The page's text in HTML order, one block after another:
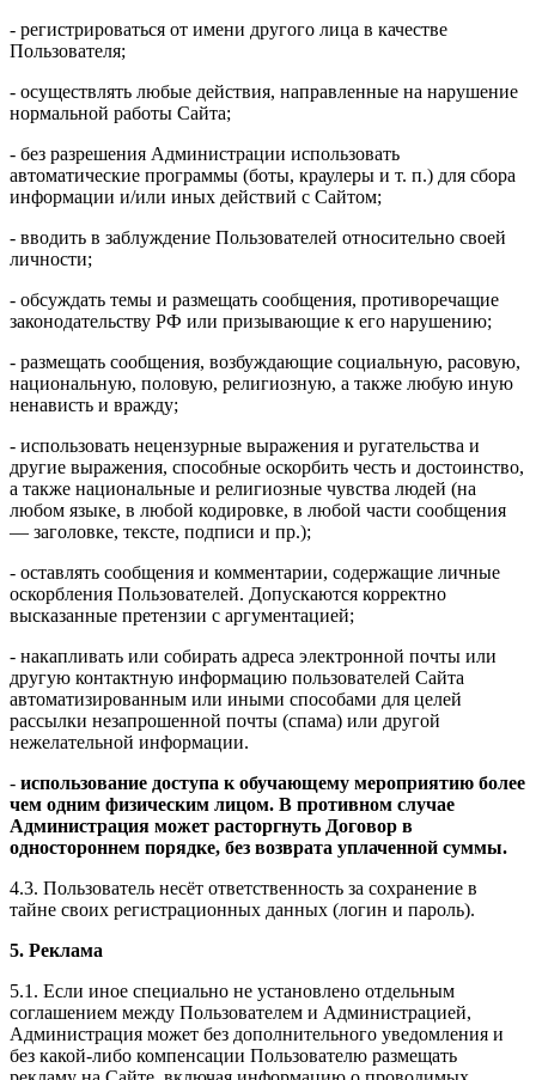
- регистрироваться от имени другого лица в качестве
Пользователя;
- осуществлять любые действия, направленные на нарушение
нормальной работы Сайта;
- без разрешения Администрации использовать
автоматические программы (боты, краулеры и т. п.) для сбора
информации и/или иных действий с Сайтом;
- вводить в заблуждение Пользователей относительно своей
личности;
- обсуждать темы и размещать сообщения, противоречащие
законодательству РФ или призывающие к его нарушению;
- размещать сообщения, возбуждающие социальную, расовую,
национальную, половую, религиозную, а также любую иную
ненависть и вражду;
- использовать нецензурные выражения и ругательства и
другие выражения, способные оскорбить честь и достоинство,
а также национальные и религиозные чувства людей (на
любом языке, в любой кодировке, в любой части сообщения
— заголовке, тексте, подписи и пр.);
- оставлять сообщения и комментарии, содержащие личные
оскорбления Пользователей. Допускаются корректно
высказанные претензии с аргументацией;
- накапливать или собирать адреса электронной почты или
другую контактную информацию пользователей Сайта
автоматизированным или иными способами для целей
рассылки незапрошенной почты (спама) или другой
нежелательной информации.
- использование доступа к обучающему мероприятию более
чем одним физическим лицом. В противном случае
Администрация может расторгнуть Договор в
одностороннем порядке, без возврата уплаченной суммы.
4.3. Пользователь несёт ответственность за сохранение в
тайне своих регистрационных данных (логин и пароль).
5. Реклама
5.1. Если иное специально не установлено отдельным
соглашением между Пользователем и Администрацией,
Администрация может без дополнительного уведомления и
без какой-либо компенсации Пользователю размещать